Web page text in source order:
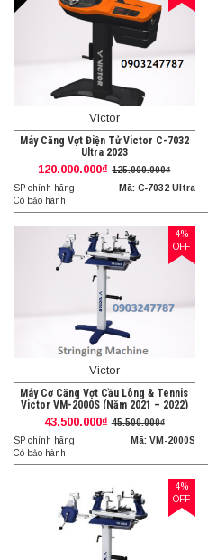
Victor
Máy Căng Vợt Điện Tử Victor C-7032
Ultra 2023
120.000.000₫ 125.000.000₫
SP chính hãng
Có bảo hành
Mã: C-7032 Ultra
4%
OFF
Victor
Máy Cơ Căng Vợt Cầu Lông & Tennis
Victor VM-2000S (Năm 2021 – 2022)
43.500.000₫ 45.500.000₫
SP chính hãng
Có bảo hành
Mã: VM-2000S
4%
OFF